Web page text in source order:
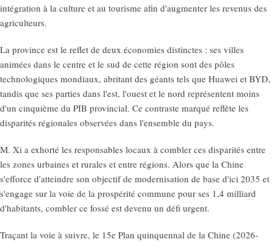
intégration à la culture et au tourisme afin d'augmenter les revenus des
agriculteurs.
La province est le reflet de deux économies distinctes : ses villes
animées dans le centre et le sud de cette région sont des pôles
technologiques mondiaux, abritant des géants tels que Huawei et BYD,
tandis que ses parties dans l'est, l'ouest et le nord représentent moins
d'un cinquième du PIB provincial. Ce contraste marqué reflète les
disparités régionales observées dans l'ensemble du pays.
M. Xi a exhorté les responsables locaux à combler ces disparités entre
les zones urbaines et rurales et entre régions. Alors que la Chine
s'efforce d'atteindre son objectif de modernisation de base d'ici 2035 et
s'engage sur la voie de la prospérité commune pour ses 1,4 milliard
d'habitants, combler ce fossé est devenu un défi urgent.
Traçant la voie à suivre, le 15e Plan quinquennal de la Chine (2026-